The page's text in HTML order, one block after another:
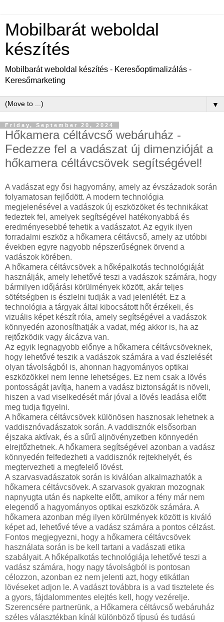
Mobilbarát weboldal
készítés
Mobilbarát weboldal készítés - Keresőoptimalizálás -
Keresőmarketing
▼
Friday, September 20, 2024
Hőkamera céltávcső webáruház -
Fedezze fel a vadászat új dimenzióját a
hőkamera céltávcsövek segítségével!
A vadászat egy ősi hagyomány, amely az évszázadok során
folyamatosan fejlődött. A modern technológia
megjelenésével a vadászok új eszközöket és technikákat
fedeztek fel, amelyek segítségével hatékonyabbá és
eredményesebbé tehetik a vadászatot. Az egyik ilyen
forradalmi eszköz a hőkamera céltávcső, amely az utóbbi
években egyre nagyobb népszerűségnek örvend a
vadászok körében.
A hőkamera céltávcsövek a hőképalkotás technológiáját
használják, amely lehetővé teszi a vadászok számára, hogy
bármilyen időjárási körülmények között, akár teljes
sötétségben is észlelni tudják a vad jelenlétét. Ez a
technológia a tárgyak által kibocsátott hőt érzékeli, és
vizuális képet készít róla, amely segítségével a vadászok
könnyedén azonosíthatják a vadat, még akkor is, ha az
rejtőzködik vagy álcázva van.
Az egyik legnagyobb előnye a hőkamera céltávcsöveknek,
hogy lehetővé teszik a vadászok számára a vad észlelését
olyan távolságból is, ahonnan hagyományos optikai
eszközökkel nem lenne lehetséges. Ez nem csak a lövés
pontosságát javítja, hanem a vadász biztonságát is növeli,
hiszen a vad viselkedését már jóval a lövés leadása előtt
meg tudja figyelni.
A hőkamera céltávcsövek különösen hasznosak lehetnek a
vaddisznóvadászatok során. A vaddisznók elsősorban
éjszaka aktívak, és a sűrű aljnövényzetben könnyedén
elrejtőzhetnek. A hőkamera segítségével azonban a vadász
könnyedén felfedezheti a vaddisznók rejtekhelyét, és
megtervezheti a megfelelő lövést.
A szarvasvadászatok során is kiválóan alkalmazhatók a
hőkamera céltávcsövek. A szarvasok gyakran mozognak
napnyugta után és napkelte előtt, amikor a fény már nem
elegendő a hagyományos optikai eszközök számára. A
hőkamera azonban még ilyen körülmények között is kiváló
képet ad, lehetővé téve a vadász számára a pontos célzást.
Fontos megjegyezni, hogy a hőkamera céltávcsövek
használata során is be kell tartani a vadászati etika
szabályait. A hőképalkotás technológiája lehetővé teszi a
vadász számára, hogy nagy távolságból is pontosan
célozzon, azonban ez nem jelenti azt, hogy etikátlan
lövéseket adjon le. A vadászt továbbra is a vad tisztelete és
a gyors, fájdalommentes elejtés kell, hogy vezérelje.
Szerencsére partnerünk, a Hőkamera céltávcső webáruház
széles választékban kínál különböző típusú és tudású